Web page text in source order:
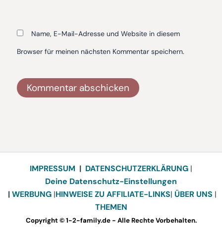
Name, E-Mail-Adresse und Website in diesem
Browser für meinen nächsten Kommentar speichern.
IMPRESSUM | DATENSCHUTZERKLÄRUNG |
Deine Datenschutz-Einstellungen
|WERBUNG |HINWEISE ZU AFFILIATE-LINKS| ÜBER UNS |
THEMEN
Copyright © 1-2-family.de - Alle Rechte Vorbehalten.